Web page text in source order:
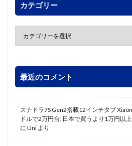
カテゴリー
最近のコメント
スナドラ7S Gen2搭載12インチタブ
ドルで2万円台!日本で買うより1万円以
に Uni より